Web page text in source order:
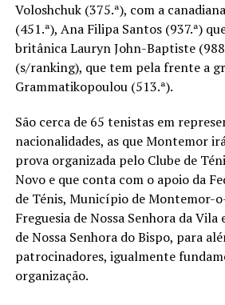
Voloshchuk (375.ª), com a
(451.ª), Ana Filipa Santos (937.ª)
britânica Lauryn John-Baptiste
(s/ranking), que tem pela frente a
Grammatikopoulou (513.ª).
São cerca de 65 tenistas em
nacionalidades, as que Montemor
prova organizada pelo Clube de
Novo e que conta com o apoio da
de Ténis, Município de Montemor-
Freguesia de Nossa Senhora da Vila
de Nossa Senhora do Bispo, para
patrocinadores, igualmente
organização.